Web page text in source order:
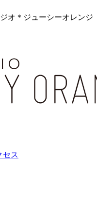
オ＊ジューシーオレンジ
セス